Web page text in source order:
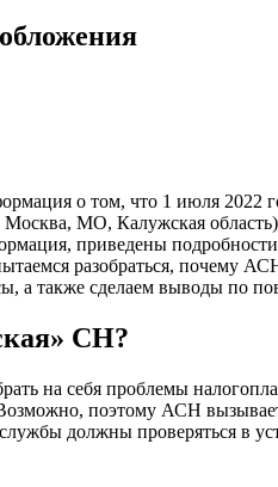
о том, что 1 июля 2022
МО, Калужская
приведены
разобраться, почему
также сделаем выводы по
СН?
на себя проблемы
Возможно, поэтому АСН
должны проверяться в